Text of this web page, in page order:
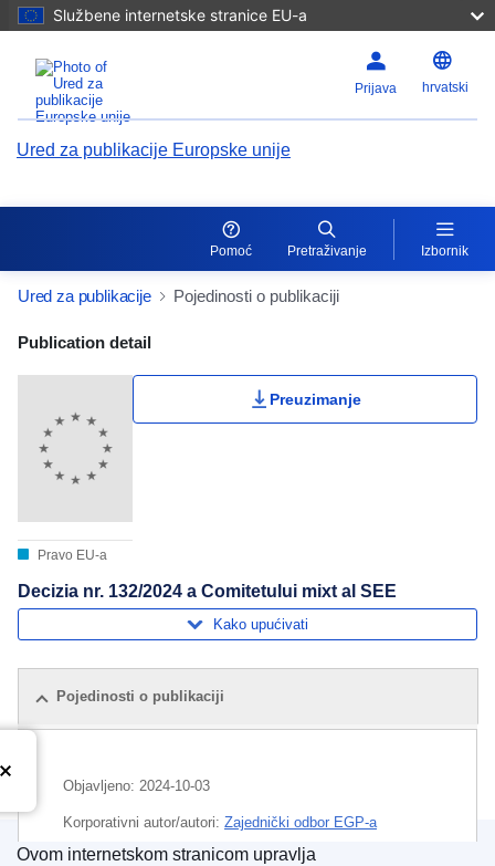
Službene internetske stranice EU-a
Prijava hrvatski
Ured za publikacije Europske unije
Pomoć Pretraživanje Izbornik
Ured za publikacije Pojedinosti o publikaciji
Publication Detail Actions Portlet
Publication detail
Pravo EU-a
Preuzimanje
Decizia nr. 132/2024 a Comitetului mixt al SEE
Kako upućivati
Pojedinosti o publikaciji
Objavljeno: 2024-10-03
Korporativni autor/autori: Zajednički odbor EGP-a
Europski gospodarski prostor )
Ovom internetskom stranicom upravlja